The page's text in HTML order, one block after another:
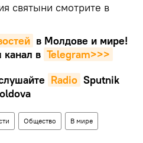
святыни смотрите в
в Молдове и мире!
в Telegram>>>
Radio Sputnik
Общество В мире